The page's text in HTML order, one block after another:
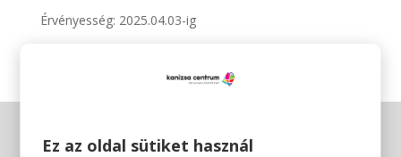
Érvényesség: 2025.04.03-ig
Ez az oldal sütiket használ